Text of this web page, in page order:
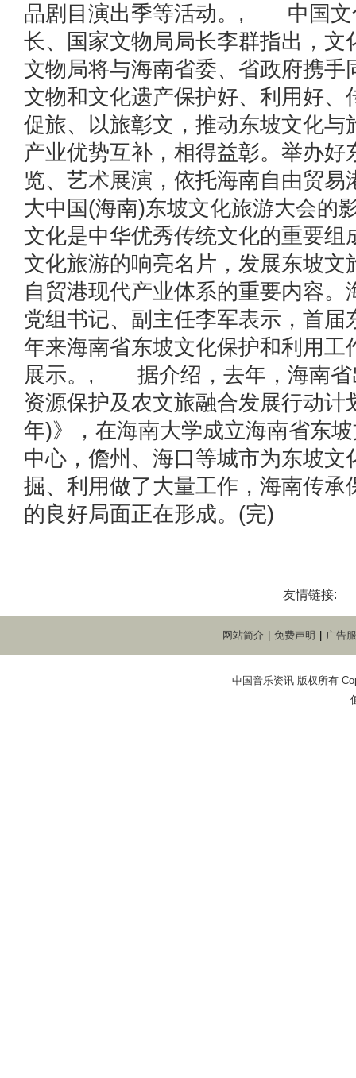
品剧目演出季等活动。, 中国文
长、国家文物局局长李群指出，文
文物局将与海南省委、省政府携手
文物和文化遗产保护好、利用好、
促旅、以旅彰文，推动东坡文化与
产业优势互补，相得益彰。举办好
览、艺术展演，依托海南自由贸易
大中国(海南)东坡文化旅游大会
文化是中华优秀传统文化的重要组
文化旅游的响亮名片，发展东坡文
自贸港现代产业体系的重要内容。
党组书记、副主任李军表示，首届
年来海南省东坡文化保护和利用工
展示。, 据介绍，去年，海南省
资源保护及农文旅融合发展行动计
年)》，在海南大学成立海南省东
中心，儋州、海口等城市为东坡文
掘、利用做了大量工作，海南传承
的良好局面正在形成。(完)
友情链接:
网站简介 免费声明 广告
中国音乐资讯 版权所有